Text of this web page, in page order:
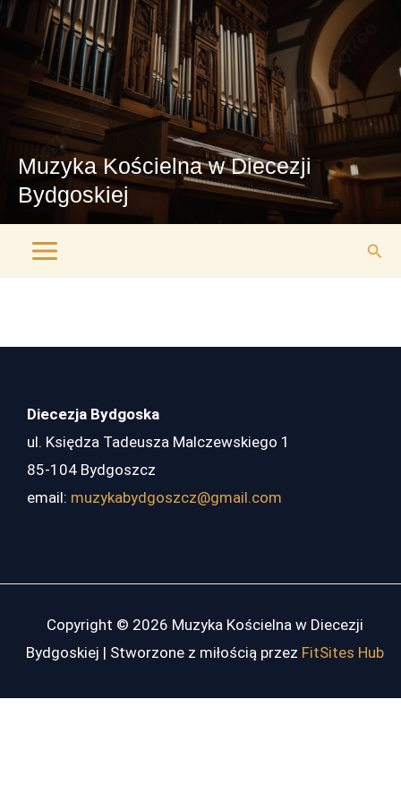
Przejdź
treści
Muzyka Kościelna w Diecezji
Bydgoskiej
Main
Menu
Diecezja Bydgoska
ul. Księdza Tadeusza Malczewskiego 1
85-104 Bydgoszcz
email: muzykabydgoszcz@gmail.com
Copyright © 2026 Muzyka Kościelna w Diecezji
Bydgoskiej | Stworzone z miłością przez FitSites Hub